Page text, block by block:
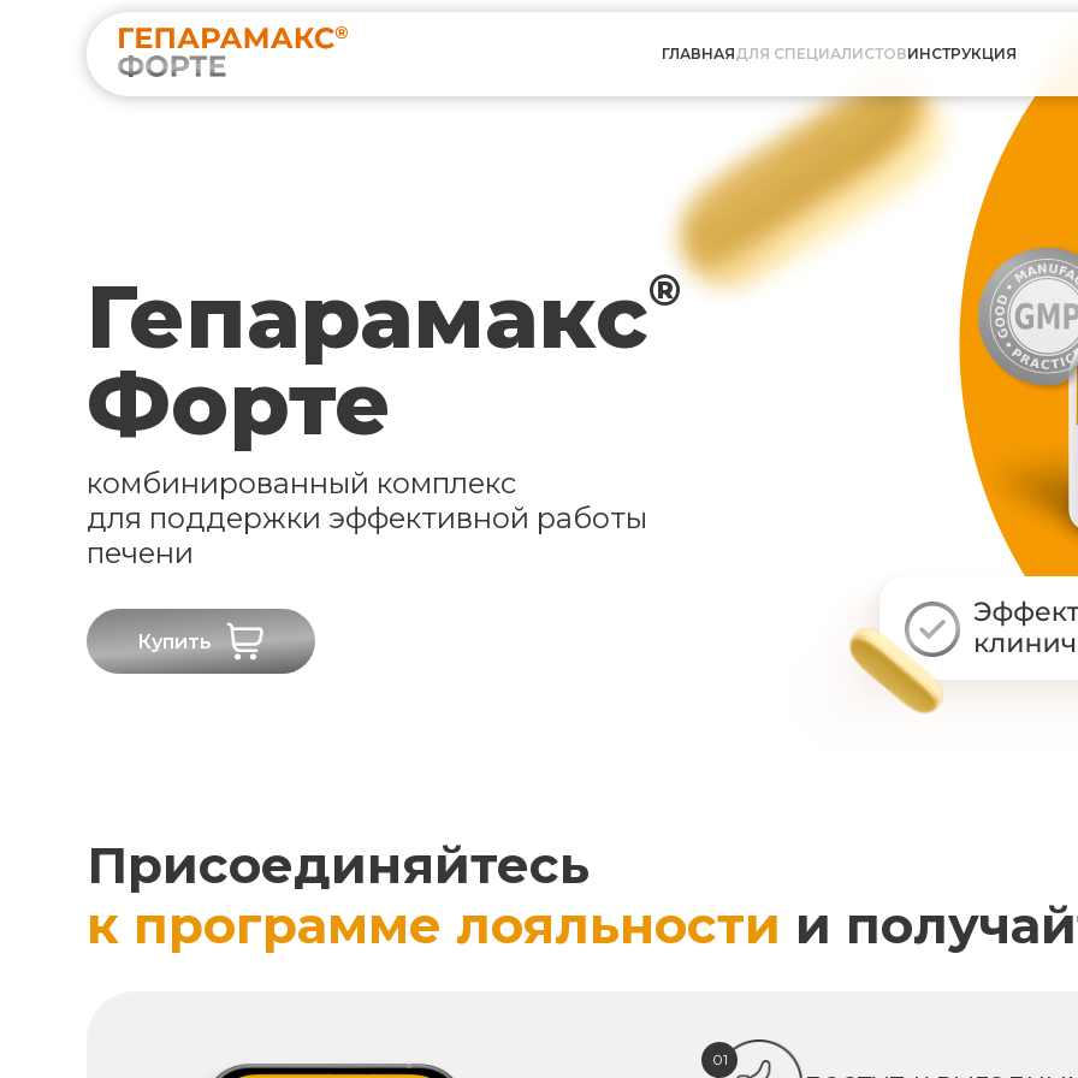
ГЛАВНАЯДЛЯ СПЕЦИАЛИСТОВИНСТРУКЦИЯ
Гепарамакс®
Форте
комбинированный комплекс
для поддержки эффективной работы
печени
Купить
Присоединяйтесь
к программе лояльности и
01